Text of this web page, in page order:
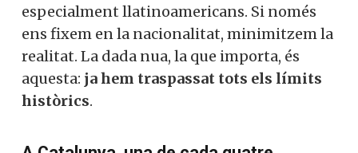
especialment llatinoamericans. Si només
ens fixem en la nacionalitat, minimitzem la
realitat. La dada nua, la que importa, és
aquesta: ja hem traspassat tots els límits
històrics.